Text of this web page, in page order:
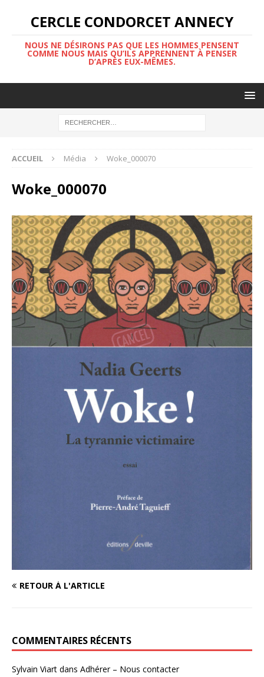
CERCLE CONDORCET ANNECY
NOUS NE DÉSIRONS PAS QUE LES HOMMES PENSENT
COMME NOUS MAIS QU’ILS APPRENNENT À PENSER
D’APRÈS EUX-MÊMES.
ACCUEIL Média Woke_000070
Woke_000070
RETOUR À L'ARTICLE
COMMENTAIRES RÉCENTS
Sylvain Viart dans Adhérer – Nous contacter